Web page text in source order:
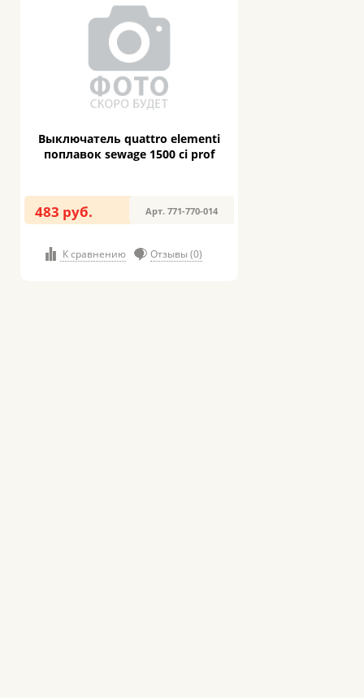
Выключатель quattro elementi
поплавок sewage 1500 ci prof
483 руб. Арт. 771-770-014
К сравнению Отзывы (0)